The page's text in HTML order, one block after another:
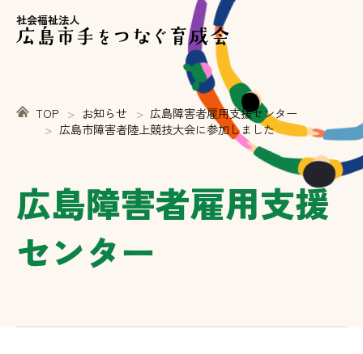
社会福祉法人
TOP お知らせ
広島障害者雇用支援センター
広島市障害者陸上競技大会に参加しました
広島障害者雇用支援
センター